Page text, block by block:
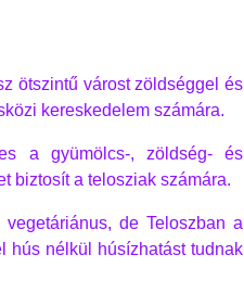
ötszintű várost zöldséggel és
kereskedelem számára.
a gyümölcs-, zöldség- és
biztosít a telosziak számára.
de Teloszban a
hús nélkül húsízhatást tudnak